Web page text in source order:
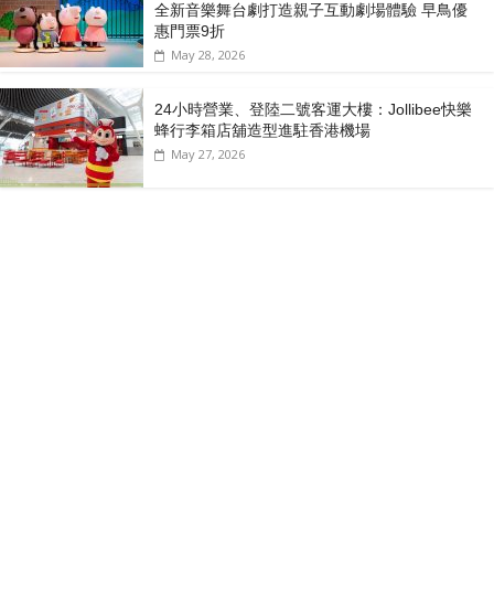
全新音樂舞台劇打造親子互動劇場體驗 早鳥優
惠門票9折
May 28, 2026
24小時營業、登陸二號客運大樓：Jollibee快樂
蜂行李箱店舖造型進駐香港機場
May 27, 2026